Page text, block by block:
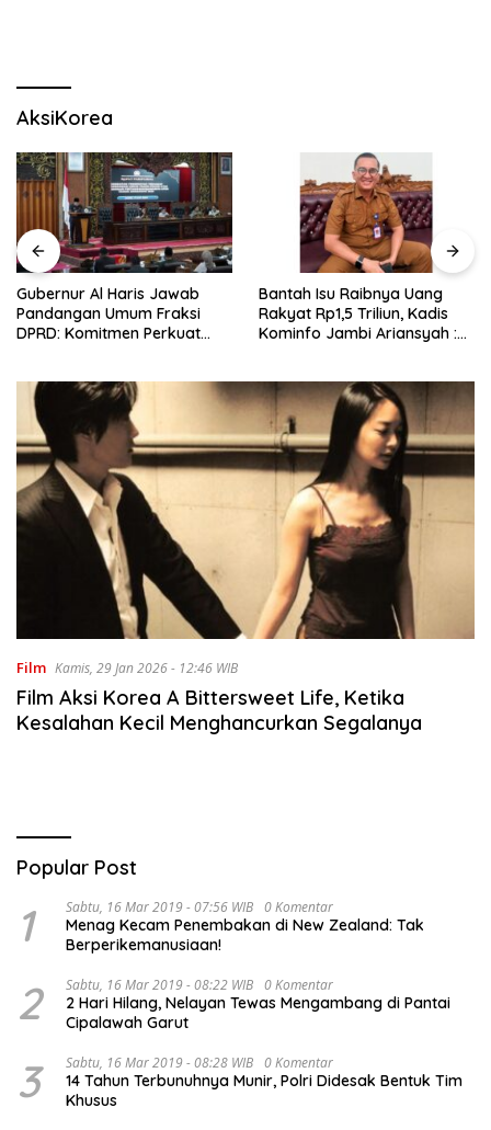
AksiKorea
Bantah Isu Raibnya Uang
Rakyat Rp1,5 Triliun, Kadis
Kominfo Jambi Ariansyah :
Sejak 2002
Bupati Merangin: Kirab
Budaya Nasional PKJM Luar
Biasa
Film Kamis, 29 Jan 2026 - 12:46 WIB
Film Aksi Korea A Bittersweet Life, Ketika
Kesalahan Kecil Menghancurkan Segalanya
Popular Post
1 Sabtu, 16 Mar 2019 - 07:56 WIB 0 Komentar
Menag Kecam Penembakan di New Zealand: Tak
Berperikemanusiaan!
2 Sabtu, 16 Mar 2019 - 08:22 WIB 0 Komentar
2 Hari Hilang, Nelayan Tewas Mengambang di Pantai
Cipalawah Garut
3 Sabtu, 16 Mar 2019 - 08:28 WIB 0 Komentar
14 Tahun Terbunuhnya Munir, Polri Didesak Bentuk Tim
Khusus